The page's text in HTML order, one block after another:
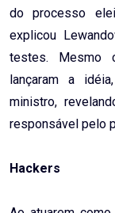
do processo
explicou
testes. Mesmo
lançaram a
ministro,
responsável pelo
Hackers